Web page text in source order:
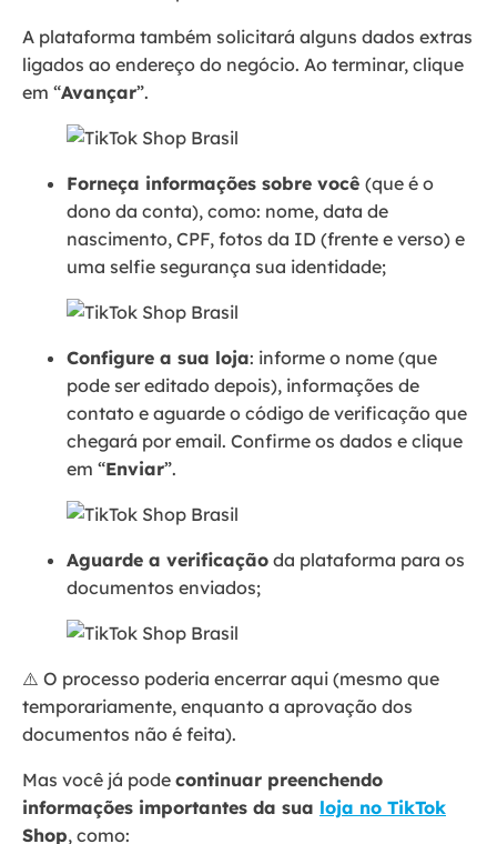
A plataforma também solicitará alguns dados extras
ligados ao endereço do negócio. Ao terminar, clique
em “Avançar”.
Forneça informações sobre você (que é o
dono da conta), como: nome, data de
nascimento, CPF, fotos da ID (frente e verso) e
uma selfie segurança sua identidade;
Configure a sua loja: informe o nome (que
pode ser editado depois), informações de
contato e aguarde o código de verificação que
chegará por email. Confirme os dados e clique
em “Enviar”.
Aguarde a verificação da plataforma para os
documentos enviados;
⚠️ O processo poderia encerrar aqui (mesmo que
temporariamente, enquanto a aprovação dos
documentos não é feita).
Mas você já pode continuar preenchendo
informações importantes da sua loja no TikTok
Shop, como: